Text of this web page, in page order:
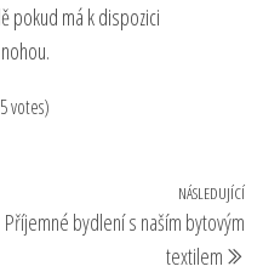
pokud má k dispozici
votes)
NÁSLEDUJÍCÍ
Příjemné bydlení s naším bytovým
textilem